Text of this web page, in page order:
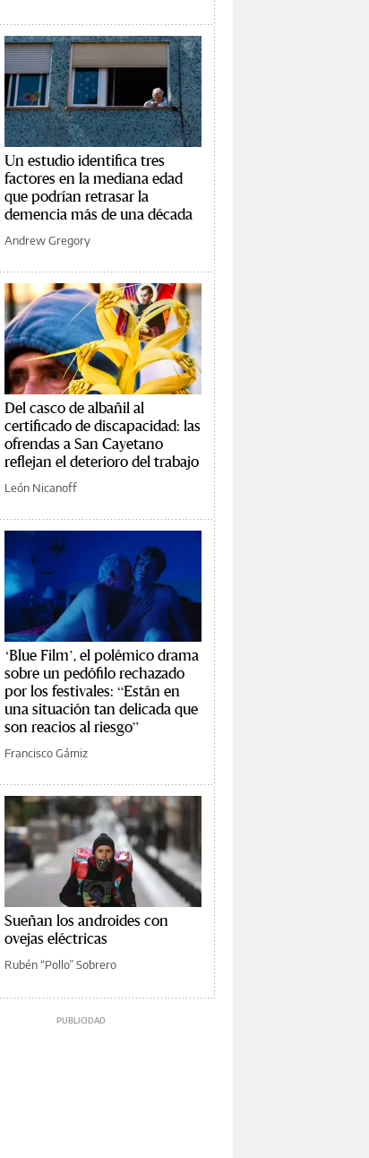
Un estudio identifica tres
factores en la mediana edad
que podrían retrasar la
demencia más de una década
Andrew Gregory
Del casco de albañil al
certificado de discapacidad: las
ofrendas a San Cayetano
reflejan el deterioro del trabajo
León Nicanoff
‘Blue Film’, el polémico drama
sobre un pedófilo rechazado
por los festivales: “Están en
una situación tan delicada que
son reacios al riesgo”
Francisco Gámiz
Sueñan los androides con
ovejas eléctricas
Rubén “Pollo” Sobrero